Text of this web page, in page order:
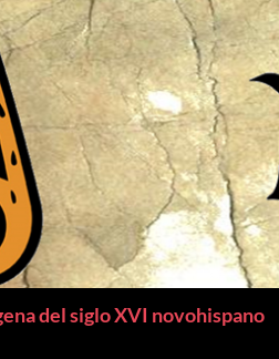
del siglo XVI novohispano